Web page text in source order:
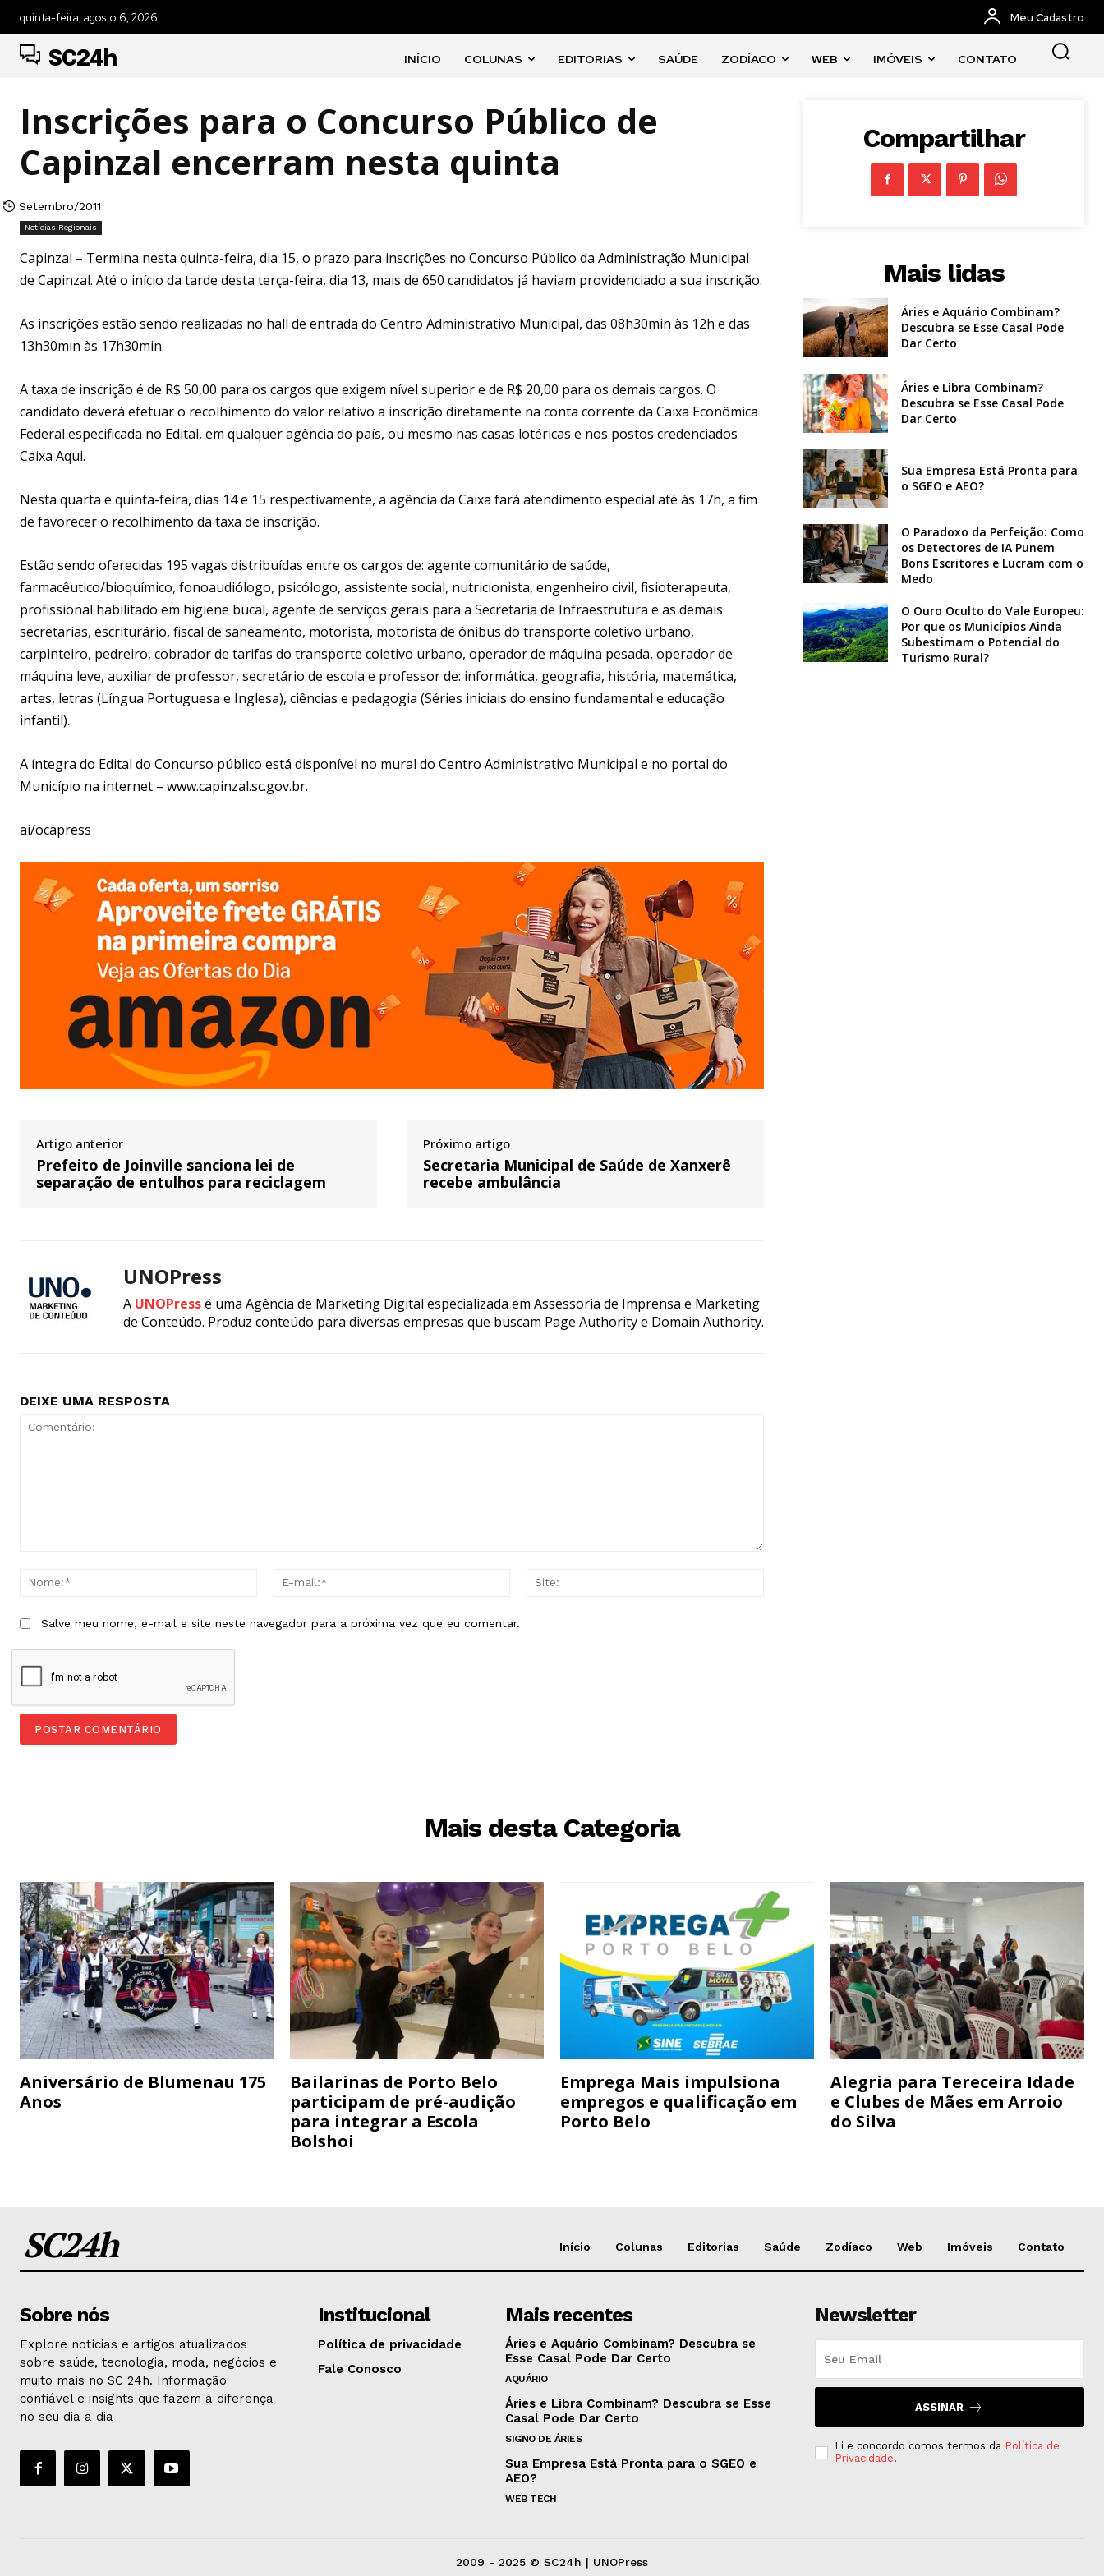
quinta-feira, agosto 6, 2026 Meu Cadastro
SC24h INÍCIO COLUNAS EDITORIAS SAÚDE ZODÍACO WEB IMÓVEIS CONTATO
Inscrições para o Concurso Público de
Capinzal encerram nesta quinta
Setembro/2011
Notícias Regionais
Capinzal – Termina nesta quinta-feira, dia 15, o prazo para inscrições no Concurso Público da Administração Municipal
de Capinzal. Até o início da tarde desta terça-feira, dia 13, mais de 650 candidatos já haviam providenciado a sua inscrição.
As inscrições estão sendo realizadas no hall de entrada do Centro Administrativo Municipal, das 08h30min às 12h e das
13h30min às 17h30min.
A taxa de inscrição é de R$ 50,00 para os cargos que exigem nível superior e de R$ 20,00 para os demais cargos. O
candidato deverá efetuar o recolhimento do valor relativo a inscrição diretamente na conta corrente da Caixa Econômica
Federal especificada no Edital, em qualquer agência do país, ou mesmo nas casas lotéricas e nos postos credenciados
Caixa Aqui.
Nesta quarta e quinta-feira, dias 14 e 15 respectivamente, a agência da Caixa fará atendimento especial até às 17h, a fim
de favorecer o recolhimento da taxa de inscrição.
Estão sendo oferecidas 195 vagas distribuídas entre os cargos de: agente comunitário de saúde,
farmacêutico/bioquímico, fonoaudiólogo, psicólogo, assistente social, nutricionista, engenheiro civil, fisioterapeuta,
profissional habilitado em higiene bucal, agente de serviços gerais para a Secretaria de Infraestrutura e as demais
secretarias, escriturário, fiscal de saneamento, motorista, motorista de ônibus do transporte coletivo urbano,
carpinteiro, pedreiro, cobrador de tarifas do transporte coletivo urbano, operador de máquina pesada, operador de
máquina leve, auxiliar de professor, secretário de escola e professor de: informática, geografia, história, matemática,
artes, letras (Língua Portuguesa e Inglesa), ciências e pedagogia (Séries iniciais do ensino fundamental e educação
infantil).
A íntegra do Edital do Concurso público está disponível no mural do Centro Administrativo Municipal e no portal do
Município na internet – www.capinzal.sc.gov.br.
ai/ocapress
Artigo anterior
Prefeito de Joinville sanciona lei de
separação de entulhos para reciclagem
Próximo artigo
Secretaria Municipal de Saúde de Xanxerê
recebe ambulância
UNOPress
A UNOPressé uma Agência de Marketing Digital especializada em Assessoria de Imprensa e Marketing
de Conteúdo. Produz conteúdo para diversas empresas que buscam Page Authority e Domain Authority.
DEIXE UMA RESPOSTA
Nome:*
Salve meu nome, e-mail e site neste navegador para a próxima vez que eu comentar.
Compartilhar
Mais lidas
Áries e Aquário Combinam?
Descubra se Esse Casal Pode
Dar Certo
Áries e Libra Combinam?
Descubra se Esse Casal Pode
Dar Certo
Sua Empresa Está Pronta para
o SGEO e AEO?
O Paradoxo da Perfeição: Como
os Detectores de IA Punem
Bons Escritores e Lucram com o
Medo
O Ouro Oculto do Vale Europeu:
Por que os Municípios Ainda
Subestimam o Potencial do
Turismo Rural?
Mais desta Categoria
Aniversário de Blumenau 175
Anos
Bailarinas de Porto Belo
participam de pré-audição
para integrar a Escola
Bolshoi
Emprega Mais impulsiona
empregos e qualificação em
Porto Belo
Alegria para Tereceira Idade
e Clubes de Mães em Arroio
do Silva
SC24h Início Colunas Editorias Saúde Zodíaco Web Imóveis Contato
Sobre nós
Explore notícias e artigos atualizados
sobre saúde, tecnologia, moda, negócios e
muito mais no SC 24h. Informação
confiável e insights que fazem a diferença
no seu dia a dia
Institucional
Política de privacidade
Fale Conosco
Mais recentes
Áries e Aquário Combinam? Descubra se
Esse Casal Pode Dar Certo
AQUÁRIO
Áries e Libra Combinam? Descubra se Esse
Casal Pode Dar Certo
SIGNO DE ÁRIES
Sua Empresa Está Pronta para o SGEO e
AEO?
WEB TECH
Newsletter
ASSINAR
Li e concordo comos termos da Política de
Privacidade.
2009 - 2025 © SC24h | UNOPress